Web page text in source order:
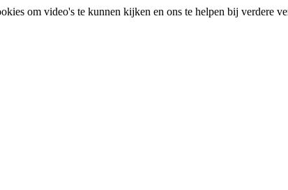
om video's te kunnen kijken en ons te helpen bij verdere